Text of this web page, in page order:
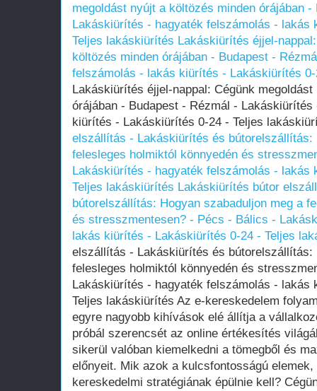
megoldást nyújt a költözés minden órájában
Lakáskiürítés - hagyaték felszámolás -
Teljes lakáskiürítés Lakáskiürítés éjjel-
költözés minden órájában - Budapest -
felszámolás - lakás kiürítés - Lakáskiürítés
Lakáskiürítés éjjel-nappal: Cégünk
órájában - Budapest - Rézmál -
kiürítés - Lakáskiürítés 0-24 - Teljes
elszállítás - Lakáskiürítés és bútorelszállítás:
felesleges holmiktól könnyedén és
Lakáskiürítés - hagyaték felszámolás -
Teljes lakáskiürítés Lakáskiürítés bútor
bútorelszállítás: Hogyan szabaduljon meg a
és stresszmentesen? - Pécs - Bálics -
lakás kiürítés - Lakáskiürítés 0-24 - Teljes
elszállítás - Lakáskiürítés és bútorelszállítás:
felesleges holmiktól könnyedén és
Lakáskiürítés - hagyaték felszámolás -
Teljes lakáskiürítés Az e-kereskedelem
egyre nagyobb kihívások elé állítja a
próbál szerencsét az online értékesítés
sikerül valóban kiemelkedni a tömegből és
előnyeit. Mik azok a kulcsfontosságú
kereskedelmi stratégiának épülnie kell?